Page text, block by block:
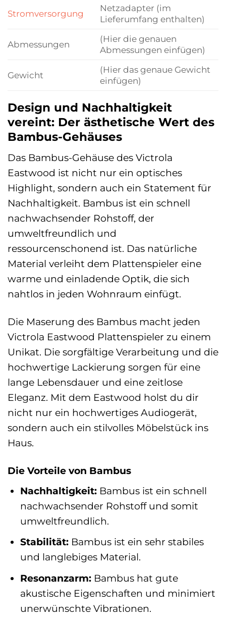
Stromversorgung
Netzadapter (im
Lieferumfang enthalten)
Abmessungen
(Hier die genauen
Abmessungen einfügen)
Gewicht
(Hier das genaue Gewicht
einfügen)
Design und Nachhaltigkeit
vereint: Der ästhetische Wert des
Bambus-Gehäuses
Das Bambus-Gehäuse des Victrola
Eastwood ist nicht nur ein optisches
Highlight, sondern auch ein Statement für
Nachhaltigkeit. Bambus ist ein schnell
nachwachsender Rohstoff, der
umweltfreundlich und
ressourcenschonend ist. Das natürliche
Material verleiht dem Plattenspieler eine
warme und einladende Optik, die sich
nahtlos in jeden Wohnraum einfügt.
Die Maserung des Bambus macht jeden
Victrola Eastwood Plattenspieler zu einem
Unikat. Die sorgfältige Verarbeitung und die
hochwertige Lackierung sorgen für eine
lange Lebensdauer und eine zeitlose
Eleganz. Mit dem Eastwood holst du dir
nicht nur ein hochwertiges Audiogerät,
sondern auch ein stilvolles Möbelstück ins
Haus.
Die Vorteile von Bambus
Nachhaltigkeit:Bambus ist ein schnell
nachwachsender Rohstoff und somit
umweltfreundlich.
Stabilität:Bambus ist ein sehr stabiles
und langlebiges Material.
Resonanzarm:Bambus hat gute
akustische Eigenschaften und minimiert
unerwünschte Vibrationen.